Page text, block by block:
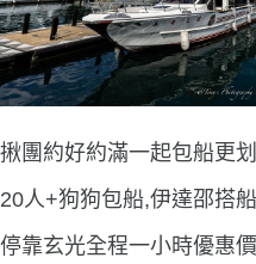
揪團約好約滿一起包船更
20人+狗狗包船,伊達邵搭船
停靠玄光全程一小時優惠